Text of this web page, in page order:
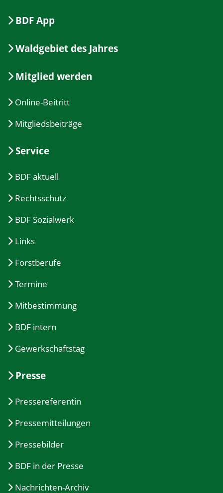
BDF App
Waldgebiet des Jahres
Mitglied werden
Online-Beitritt
Mitgliedsbeiträge
Service
BDF aktuell
Rechtsschutz
BDF Sozialwerk
Links
Forstberufe
Termine
Mitbestimmung
BDF intern
Gewerkschaftstag
Presse
Pressereferentin
Pressemitteilungen
Pressebilder
BDF in der Presse
Nachrichten-Archiv